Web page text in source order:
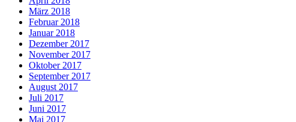
März 2018
Februar 2018
Januar 2018
Dezember 2017
November 2017
Oktober 2017
September 2017
August 2017
Juli 2017
Juni 2017
Mai 2017